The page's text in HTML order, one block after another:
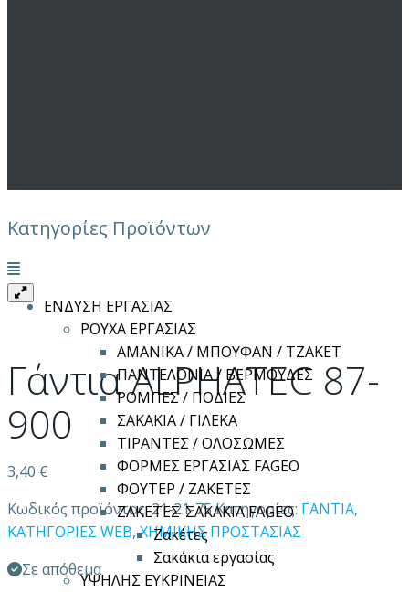
Κατηγορίες Προϊόντων
Μενού
ΕΝΔΥΣΗ ΕΡΓΑΣΙΑΣ
ΡΟΥΧΑ ΕΡΓΑΣΙΑΣ
ΑΜΑΝΙΚΑ / ΜΠΟΥΦΑΝ / ΤΖΑΚΕΤ
ΠΑΝΤΕΛΟΝΙΑ / ΒΕΡΜΟΥΔΕΣ
ΡΟΜΠΕΣ / ΠΟΔΙΕΣ
ΣΑΚΑΚΙΑ / ΓΙΛΕΚΑ
ΤΙΡΑΝΤΕΣ / ΟΛΟΣΩΜΕΣ
ΦΟΡΜΕΣ ΕΡΓΑΣΙΑΣ FAGEO
ΦΟΥΤΕΡ / ΖΑΚΕΤΕΣ
ΖΑΚΕΤΕΣ-ΣΑΚΑΚΙΑ FAGEO
Ζακέτες
Σακάκια εργασίας
ΥΨΗΛΗΣ ΕΥΚΡΙΝΕΙΑΣ
Γάντια ALPHATEC 87-
900
3,40 €
Κωδικός προϊόντος:21-21-75Κατηγορίες: ΓΑΝΤΙΑ,
ΚΑΤΗΓΟΡΙΕΣ WEB,ΧΗΜΙΚΗΣ ΠΡΟΣΤΑΣΙΑΣ
Σε απόθεμα